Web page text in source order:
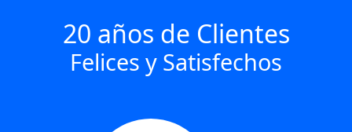
20 años de Clientes
Felices y Satisfechos